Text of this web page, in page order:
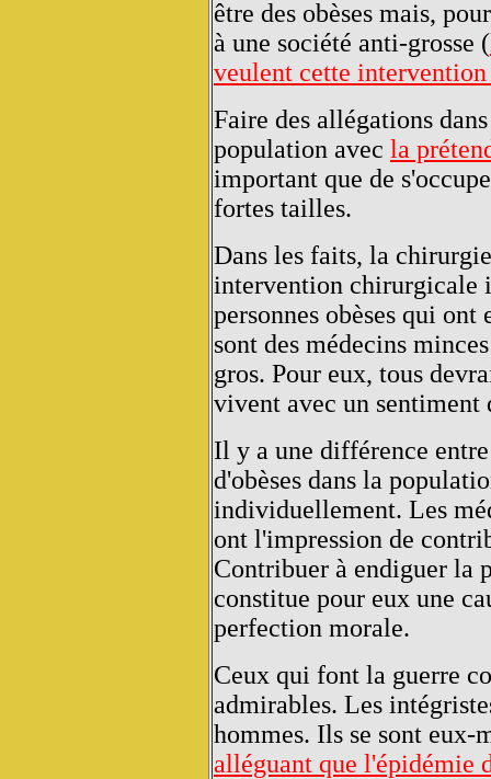
être des obèses mais,
à une société anti-grosse (
veulent cette intervention
Faire des allégations
population avec la
important que de
fortes tailles.
Dans les faits, la
intervention chirurgicale
personnes obèses qui
sont des médecins
gros. Pour eux, tous
vivent avec un sentiment
Il y a une différence
d'obèses dans la
individuellement. Les
ont l'impression de
Contribuer à endiguer la
constitue pour eux une
perfection morale.
Ceux qui font la guerre
admirables. Les
hommes. Ils se sont
alléguant que l'épidémie